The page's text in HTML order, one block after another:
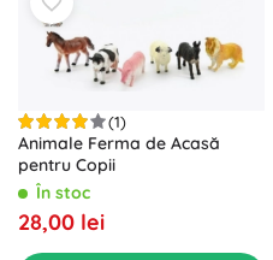
(1)
Animale Ferma de Acasă
pentru Copii
În stoc
28,00 lei